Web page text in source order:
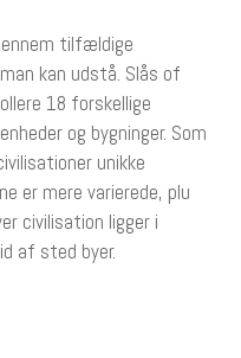
tilfældige
kan udstå. Slås of
18 forskellige
og bygninger. Som
unikke
er mere varierede, plu
civilisation ligger i
af sted byer.